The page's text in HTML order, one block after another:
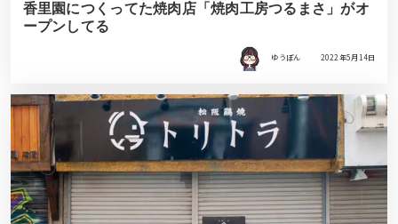
香里園につくってた焼肉店「焼肉工房つるまさ」がオ
ープンしてる
ゆうぽん 2022年5月14日